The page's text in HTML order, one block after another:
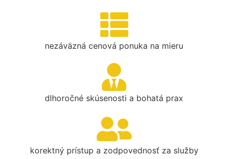
nezáväzná cenová ponuka na mieru
dlhoročné skúsenosti a bohatá prax
korektný prístup a zodpovednosť za služby